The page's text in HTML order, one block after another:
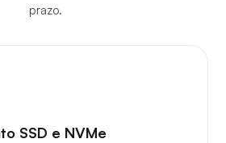
prazo.
SSD e NVMe